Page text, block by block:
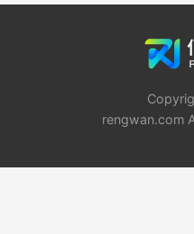
rengwan.com